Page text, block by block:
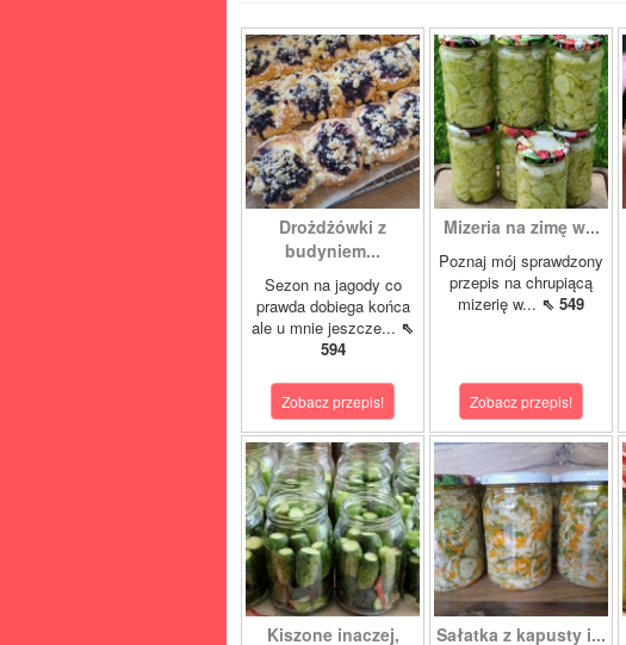
Drożdżówki z
budyniem...
Sezon na jagody co
prawda dobiega końca
ale u mnie jeszcze... ⇖
594
Zobacz przepis!
Mizeria na zimę w...
Poznaj mój sprawdzony
przepis na chrupiącą
mizerię w... ⇖ 549
Zobacz przepis!
Kiszone inaczej, Sałatka z kapusty i...